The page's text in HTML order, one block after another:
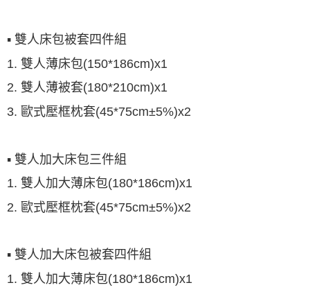
▪ 雙人床包被套四件組
1. 雙人薄床包(150*186cm)x1
2. 雙人薄被套(180*210cm)x1
3. 歐式壓框枕套(45*75cm±5%)x2
▪ 雙人加大床包三件組
1. 雙人加大薄床包(180*186cm)x1
2. 歐式壓框枕套(45*75cm±5%)x2
▪ 雙人加大床包被套四件組
1. 雙人加大薄床包(180*186cm)x1